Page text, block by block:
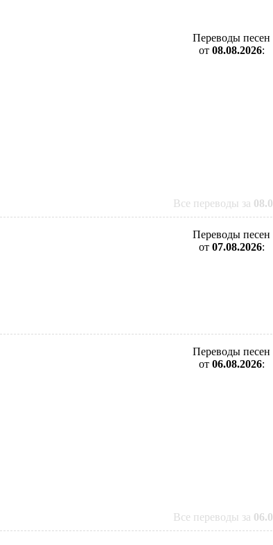
Переводы песен
от 08.08.2026:
Все переводы за
Переводы песен
от 07.08.2026:
Переводы песен
от 06.08.2026:
Все переводы за